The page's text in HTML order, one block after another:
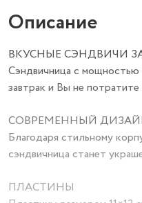
Описание
ВКУСНЫЕ СЭНДВИЧИ
Сэндвичница с
завтрак и Вы не потратите
СОВРЕМЕННЫЙ
Благодаря стильному
сэндвичница станет
ПЛАСТИНЫ